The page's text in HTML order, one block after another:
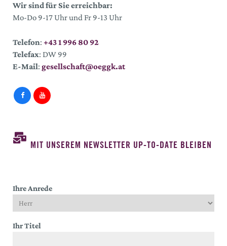
Wir sind für Sie erreichbar:
Mo-Do 9-17 Uhr und Fr 9-13 Uhr
Telefon: +43 1 996 80 92
Telefax: DW 99
E-Mail: gesellschaft@oeggk.at
MIT UNSEREM NEWSLETTER UP-TO-DATE BLEIBEN
Ihre Anrede
Ihr Titel